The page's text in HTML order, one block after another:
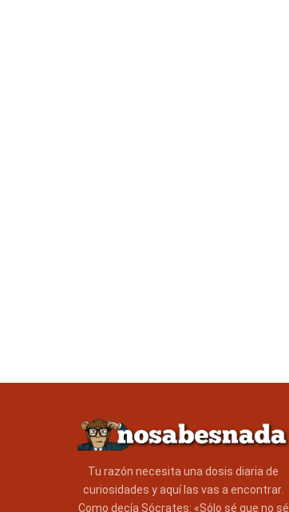
Tu razón necesita una dosis diaria de
curiosidades y aquí las vas a encontrar.
Como decía Sócrates: «Sólo sé que no sé